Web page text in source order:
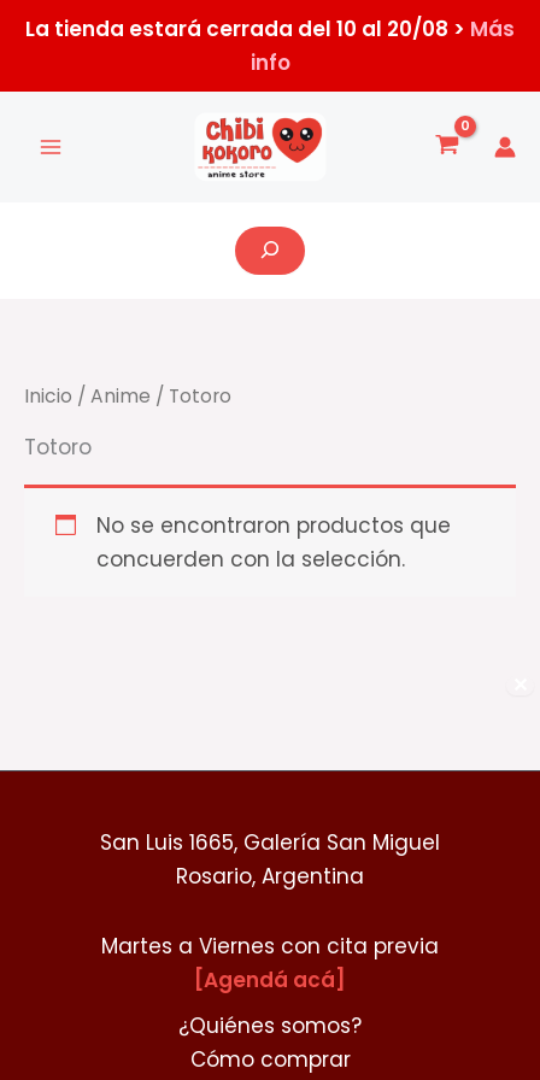
La tienda estará cerrada del 10 al 20/08 > Más
info
Inicio / Anime / Totoro
Totoro
No se encontraron productos que
concuerden con la selección.
San Luis 1665, Galería San Miguel
Rosario, Argentina
Martes a Viernes con cita previa
[Agendá acá]
¿Quiénes somos?
Cómo comprar